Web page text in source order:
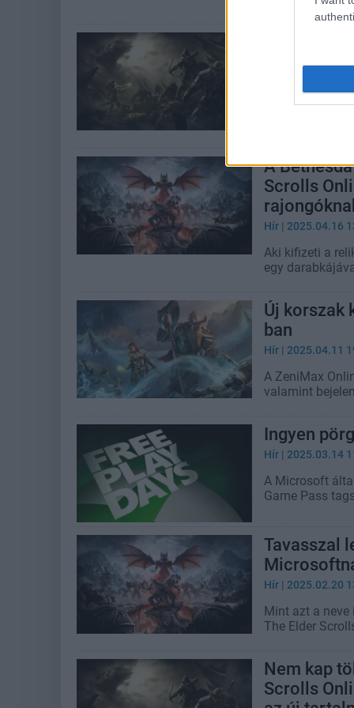
Scrolls
Úgy tűnik, a
A
Scrolls
Hír | 2025.04.16
Aki kifizeti a
egy
Új korszak
ban
Hír | 2025.04.11
A ZeniMax
valamint
Ingyen
Hír | 2025.03.14
A Microsoft
Game Pass
Tavasszal
Hír | 2025.02.20
Mint azt a neve
The Elder
Nem kap
Scrolls